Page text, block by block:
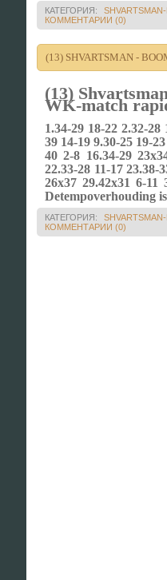
КАТЕГОРИЯ:
КОММЕНТАРИИ (0)
(13) SHVARTSMAN -
(13)
WK-match
1.34-29 18-22 2.32-28
39 14-19 9.30-25 19-
40 2-8 16.34-29
22.33-28 11-17 23.38-
26x37 29.42x31 6-11
Detempoverhouding
КАТЕГОРИЯ:
КОММЕНТАРИИ (0)